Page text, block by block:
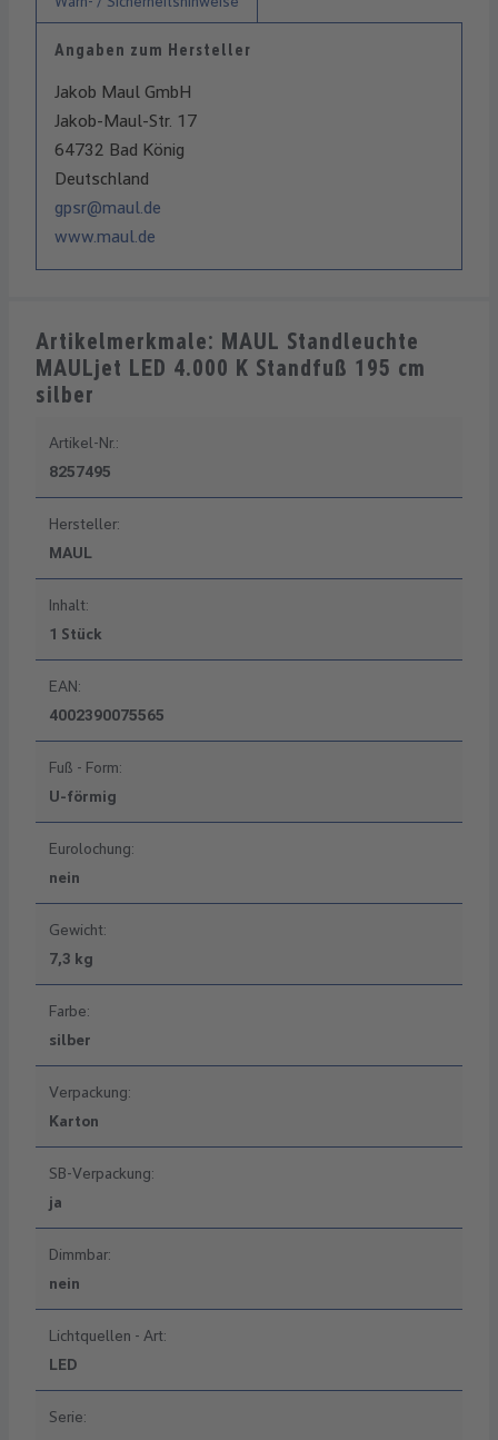
Angaben zum Hersteller
Jakob Maul GmbH
Jakob-Maul-Str. 17
64732 Bad König
Deutschland
gpsr@maul.de
www.maul.de
Artikelmerkmale: MAUL Standleuchte
MAULjet LED 4.000 K Standfuß 195 cm
silber
Artikel-Nr.:
8257495
Hersteller:
MAUL
Inhalt:
1 Stück
EAN:
4002390075565
Fuß - Form:
U-förmig
Eurolochung:
nein
Gewicht:
7,3 kg
Farbe:
silber
Verpackung:
Karton
SB-Verpackung:
ja
Dimmbar:
nein
Lichtquellen - Art:
LED
Serie: